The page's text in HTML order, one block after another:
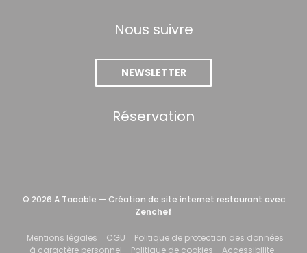
Nous suivre
NEWSLETTER
Réservation
© 2026 A Taaable — Création de site internet restaurant avec
Zenchef
Mentions légales ((ouvre une nouvelle fenêtre))
CGU ((ouvre une nouvelle fenêtre))
Politique de protection des données
à caractère personnel ((ouvre une nouvelle fenêtre))
Politique de cookies ((ouvre une nouvelle
Accessibilite((ouvre